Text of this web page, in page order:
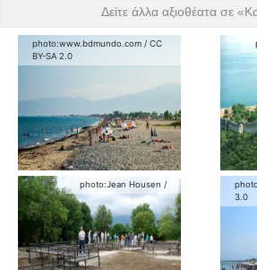
Δείτε άλλα αξιοθέατα σε «
photo:www.bdmundo.com / CC
BY-SA 2.0
photo:Jean Housen /
3.0